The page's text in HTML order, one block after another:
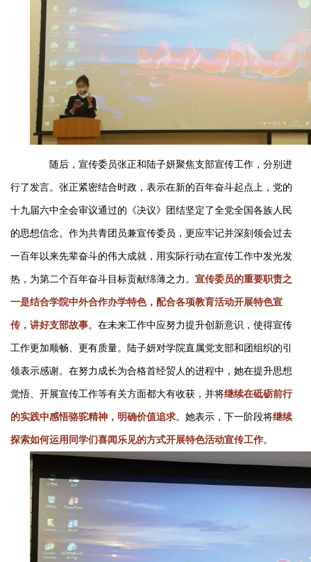
随后，宣传委员张正和陆子妍聚焦支部宣传工作，分别进
行了发言。张正紧密结合时政，表示在新的百年奋斗起点上，党的
十九届六中全会审议通过的《决议》团结坚定了全党全国各族人民
的思想信念。作为共青团员兼宣传委员，更应牢记并深刻领会过去
一百年以来先辈奋斗的伟大成就，用实际行动在宣传工作中发光发
热，为第二个百年奋斗目标贡献绵薄之力。 宣传委员的重要职责之
一是结合学院中外合作办学特色，配合各项教育活动开展特色宣
传，讲好支部故事。在未来工作中应努力提升创新意识，使得宣传
工作更加顺畅、更有质量。陆子妍对学院直属党支部和团组织的引
领表示感谢。在努力成长为合格首经贸人的进程中，她在提升思想
觉悟、开展宣传工作等有关方面都大有收获，并将继续在砥砺前行
的实践中感悟骆驼精神，明确价值追求。她表示，下一阶段将继续
探索如何运用同学们喜闻乐见的方式开展特色活动宣传工作。